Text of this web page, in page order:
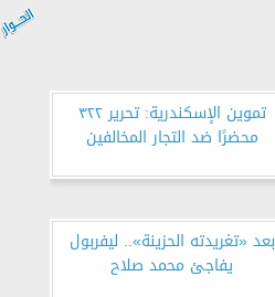
تموين الإسكندرية: تحرير ٣٢٢
محضرًا ضد التجار المخالفين
بعد «تغريدته الحزينة».. ليفربول
يفاجئ محمد صلاح